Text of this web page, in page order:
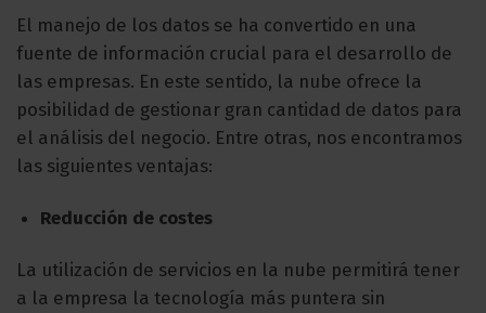
El manejo de los datos se ha convertido en una
fuente de información crucial para el desarrollo de
las empresas. En este sentido, la nube ofrece la
posibilidad de gestionar gran cantidad de datos para
el análisis del negocio. Entre otras, nos encontramos
las siguientes ventajas:
Reducción de costes
La utilización de servicios en la nube permitirá tener
a la empresa la tecnología más puntera sin